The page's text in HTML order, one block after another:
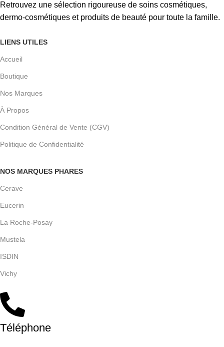
Retrouvez une sélection rigoureuse de soins cosmétiques,
dermo-cosmétiques et produits de beauté pour toute la famille.
LIENS UTILES
Accueil
Boutique
Nos Marques
À Propos
Condition Général de Vente (CGV)
Politique de Confidentialité
NOS MARQUES PHARES
Cerave
Eucerin
La Roche-Posay
Mustela
ISDIN
Vichy
Téléphone